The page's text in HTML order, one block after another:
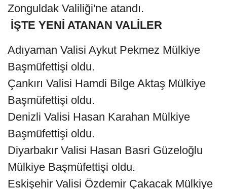
Zonguldak Valiliği'ne atandı.
İŞTE YENİ ATANAN VALİLER
Adıyaman Valisi Aykut Pekmez Mülkiye
Başmüfettişi oldu.
Çankırı Valisi Hamdi Bilge Aktaş Mülkiye
Başmüfettişi oldu.
Denizli Valisi Hasan Karahan Mülkiye
Başmüfettişi oldu.
Diyarbakır Valisi Hasan Basri Güzeloğlu
Mülkiye Başmüfettişi oldu.
Eskişehir Valisi Özdemir Çakacak Mülkiye